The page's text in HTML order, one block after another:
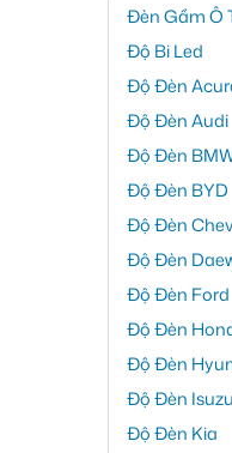
Đèn Gầm Ô
Độ Bi Led
Độ Đèn
Độ Đèn Audi
Độ Đèn
Độ Đèn BYD
Độ Đèn
Độ Đèn
Độ Đèn Ford
Độ Đèn
Độ Đèn
Độ Đèn Isuzu
Độ Đèn Kia